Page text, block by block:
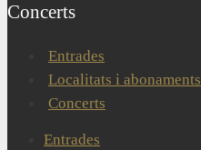
Concerts
Entrades
Localitats i abonaments
Concerts
Entrades